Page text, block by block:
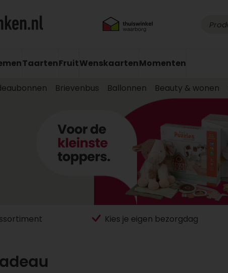
TaartenFruitWenskaartenMomenten
Brievenbus Ballonnen Beauty & wonen
Kies je eigen bezorgdag